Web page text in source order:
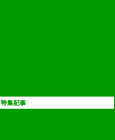
特集記事